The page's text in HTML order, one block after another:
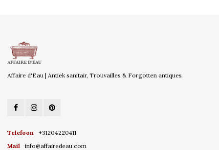
Affaire d'Eau | Antiek sanitair, Trouvailles & Forgotten antiques
Telefoon
+31204220411
Mail
info@affairedeau.com